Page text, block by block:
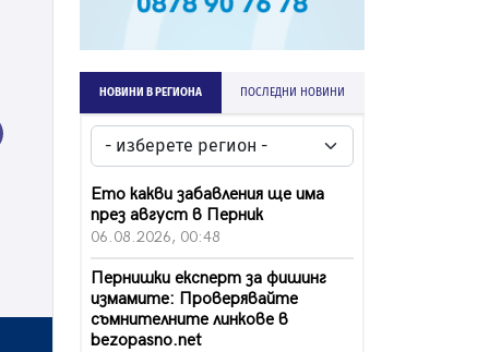
НОВИНИ В РЕГИОНА ПОСЛЕДНИ НОВИНИ
Ето какви забавления ще има
през август в Перник
06.08.2026, 00:48
Пернишки експерт за фишинг
измамите: Проверявайте
съмнителните линкове в
bezopasno.net